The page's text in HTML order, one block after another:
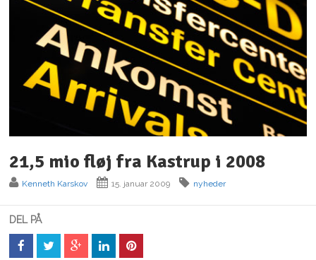
21,5 mio fløj fra Kastrup i 2008
Kenneth Karskov 15. januar 2009 nyheder
DEL PÅ